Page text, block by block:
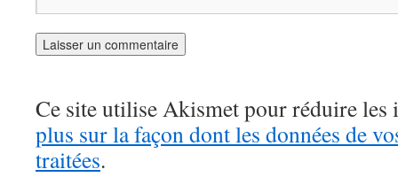
Ce site utilise Akismet pour réduire les
plus sur la façon dont les données de
traitées.